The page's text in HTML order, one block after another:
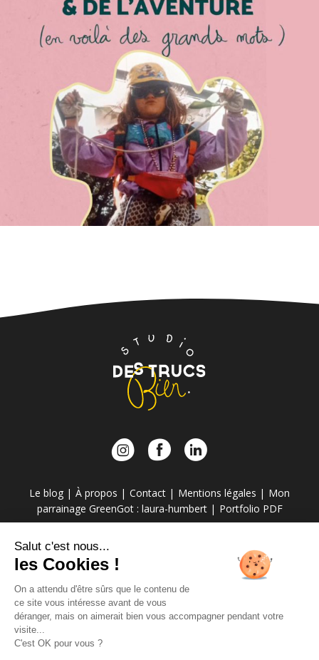
Le blog À propos Contact Mentions légales
Mon
parrainage GreenGot : laura-humbert
Portfolio PDF
Copyright © 2021 Des Trucs Bien - Site réalisé parAngèle
Salut c'est nous...
les Cookies !
On a attendu d'être sûrs que le contenu de
ce site vous intéresse avant de vous
déranger, mais on aimerait bien vous accompagner pendant votre
visite...
C'est OK pour vous ?